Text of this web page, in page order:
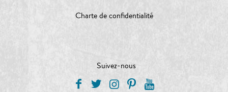
Charte de confidentialité
Suivez-nous